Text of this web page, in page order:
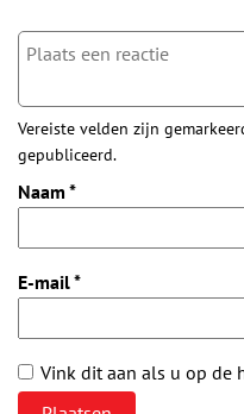
Vereiste velden zijn
gepubliceerd.
Naam *
E-mail*
Vink dit aan als u op de